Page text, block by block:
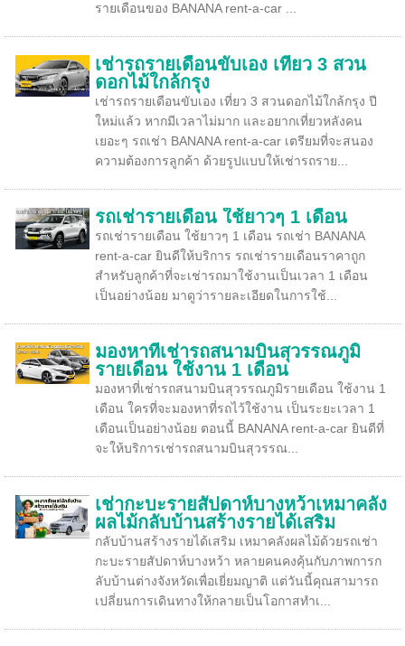
รายเดือนของ BANANA rent-a-car ...
เช่ารถรายเดือนขับเอง เที่ยว 3 สวน
ดอกไม้ใกล้กรุง
เช่ารถรายเดือนขับเอง เที่ยว 3 สวนดอกไม้ใกล้กรุง ปี
ใหม่แล้ว หากมีเวลาไม่มาก และอยากเที่ยวหลังคน
เยอะๆ รถเช่า BANANA rent-a-car เตรียมที่จะสนอง
ความต้องการลูกค้า ด้วยรูปแบบให้เช่ารถราย...
รถเช่ารายเดือน ใช้ยาวๆ 1 เดือน
รถเช่ารายเดือน ใช้ยาวๆ 1 เดือน รถเช่า BANANA
rent-a-car ยินดีให้บริการ รถเช่ารายเดือนราคาถูก
สำหรับลูกค้าที่จะเช่ารถมาใช้งานเป็นเวลา 1 เดือน
เป็นอย่างน้อย มาดูว่ารายละเอียดในการใช้...
มองหาที่เช่ารถสนามบินสุวรรณภูมิ
รายเดือน ใช้งาน 1 เดือน
มองหาที่เช่ารถสนามบินสุวรรณภูมิรายเดือน ใช้งาน 1
เดือน ใครที่จะมองหาที่รถไว้ใช้งาน เป็นระยะเวลา 1
เดือนเป็นอย่างน้อย ตอนนี้ BANANA rent-a-car ยินดีที่
จะให้บริการเช่ารถสนามบินสุวรรณ...
เช่ากะบะรายสัปดาห์บางหว้าเหมาคลัง
ผลไม้กลับบ้านสร้างรายได้เสริม
กลับบ้านสร้างรายได้เสริม เหมาคลังผลไม้ด้วยรถเช่า
กะบะรายสัปดาห์บางหว้า หลายคนคงคุ้นกับภาพการก
ลับบ้านต่างจังหวัดเพื่อเยี่ยมญาติ แต่วันนี้คุณสามารถ
เปลี่ยนการเดินทางให้กลายเป็นโอกาสทำเ...